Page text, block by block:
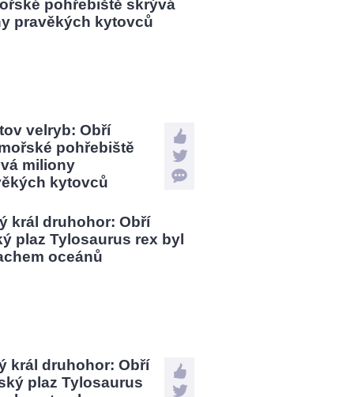
velryb: Obří
pohřebiště
miliony
kytovců
král druhohor: Obří
plaz Tylosaurus